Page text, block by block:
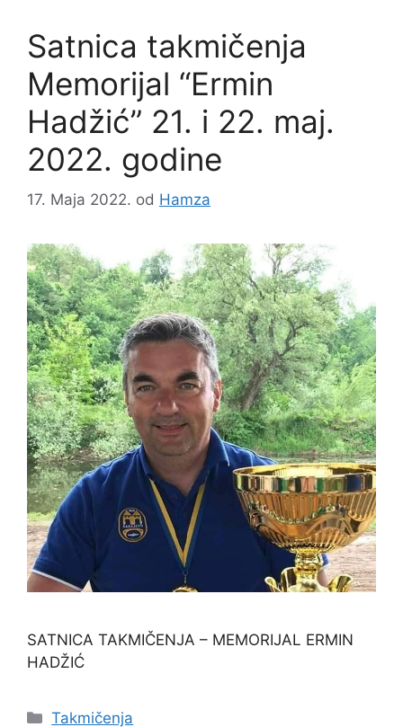
Satnica takmičenja
Memorijal “Ermin
Hadžić” 21. i 22. maj.
2022. godine
17. Maja 2022. od Hamza
SATNICA TAKMIČENJA – MEMORIJAL ERMIN
HADŽIĆ
Takmičenja